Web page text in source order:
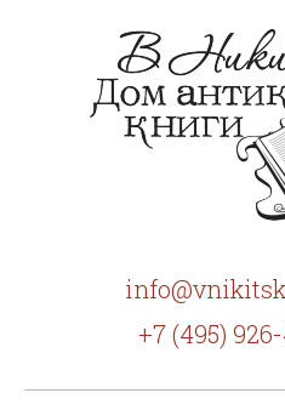
+7 (495)